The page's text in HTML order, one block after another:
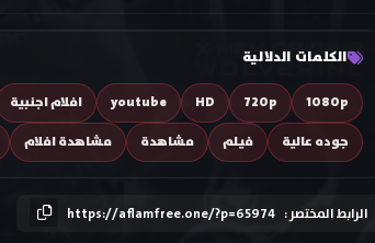
الكلمات الدلالية
1080p
720p
HD
youtube افلام اجنبية
جوده عالية
فيلم مشاهدة مشاهدة افلام
الرابط المختصر : https://aflamfree.one/?p=65974